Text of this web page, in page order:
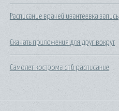
Расписание врачей ивантеевка запись
Скачать приложения для друг вокруг
Самолет кострома спб расписание